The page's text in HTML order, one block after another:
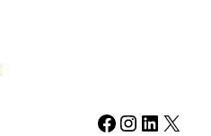
Facebook Instagram LinkedIn X